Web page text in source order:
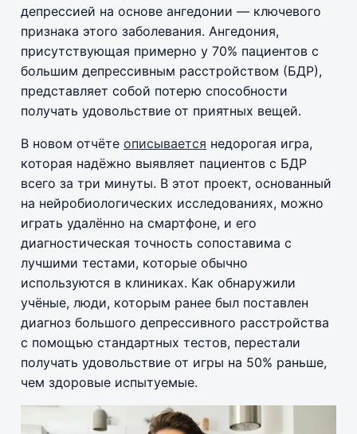
депрессией на основе ангедонии — ключевого
признака этого заболевания. Ангедония,
присутствующая примерно у 70% пациентов с
большим депрессивным расстройством (БДР),
представляет собой потерю способности
получать удовольствие от приятных вещей.
В новом отчёте описывается недорогая игра,
которая надёжно выявляет пациентов с БДР
всего за три минуты. В этот проект, основанный
на нейробиологических исследованиях, можно
играть удалённо на смартфоне, и его
диагностическая точность сопоставима с
лучшими тестами, которые обычно
используются в клиниках. Как обнаружили
учёные, люди, которым ранее был поставлен
диагноз большого депрессивного расстройства
с помощью стандартных тестов, перестали
получать удовольствие от игры на 50% раньше,
чем здоровые испытуемые.